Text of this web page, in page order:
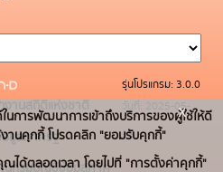
งานสถิติแห่งชาติ
มูลภาครัฐ
นุกรมบัญชีข้อมูลภาค
รุ่นโปรแกรม: 3.0.0
วันที่: 2025-05-
19
นการพัฒนาการเข้าถึงบริการของผู้ใช้ให้ดี
านคุกกี้ โปรดคลิก "ยอมรับคุกกี้"
ด้ตลอดเวลา โดยไปที่ "การตั้งค่าคุกกี้"
x